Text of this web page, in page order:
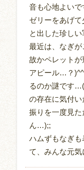
音も心地よいで
ゼリーをあげ
と出した珍しい
最近は、なぎ
故かペレット
アピール…？
るのか謎です
の存在に気付
振りを一度見
ん…);;
ハムずもなぎ
て、みんな元